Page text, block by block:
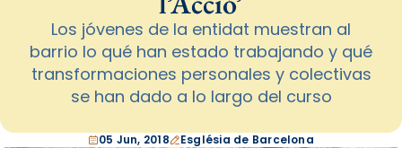
Los jóvenes de la entidat muestran al
barrio lo qué han estado trabajando y qué
transformaciones personales y colectivas
se han dado a lo largo del curso
05 Jun, 2018 Església de Barcelona